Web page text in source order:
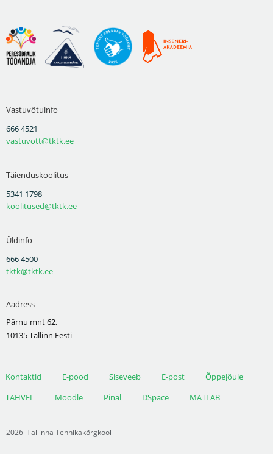
Vastuvõtuinfo
666 4521
vastuvott@tktk.ee
Täienduskoolitus
5341 1798
koolitused@tktk.ee
Üldinfo
666 4500
tktk@tktk.ee
Aadress
Pärnu mnt 62,
10135 Tallinn Eesti
Kontaktid E-pood Siseveeb E-post
Õppejõule
TAHVEL
Moodle Pinal DSpace MATLAB
2026 Tallinna Tehnikakõrgkool